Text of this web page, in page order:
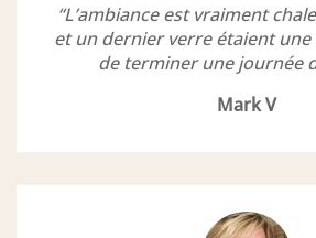
“L’ambiance est vraiment
et un dernier verre étaient une
de terminer une journée
Mark V